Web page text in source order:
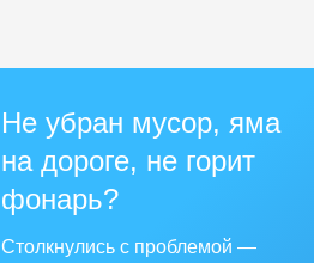
Не убран мусор, яма
на дороге, не горит
фонарь?
Столкнулись с проблемой —